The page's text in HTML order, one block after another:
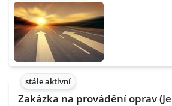
stále aktivní
Zakázka na provádění oprav